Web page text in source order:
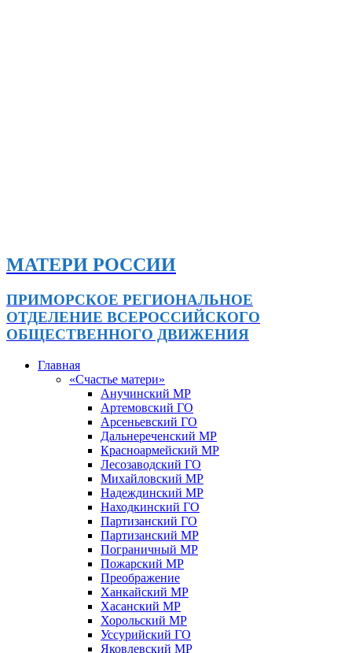
МАТЕРИ РОССИИ
ПРИМОРСКОЕ РЕГИОНАЛЬНОЕ
ОТДЕЛЕНИЕ ВСЕРОССИЙСКОГО
ОБЩЕСТВЕННОГО ДВИЖЕНИЯ
Главная
«Счастье матери»
Анучинский МР
Артемовский ГО
Арсеньевский ГО
Дальнереченский МР
Красноармейский МР
Лесозаводский ГО
Михайловский МР
Надеждинский МР
Находкинский ГО
Партизанский ГО
Партизанский МР
Пограничный МР
Пожарский МР
Преображение
Ханкайский МР
Хасанский МР
Хорольский МР
Уссурийский ГО
Яковлевский МР